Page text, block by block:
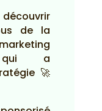
de la
qui a
🚀